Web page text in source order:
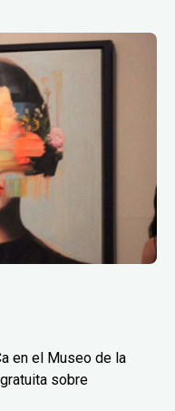
en el Museo de la
sobre